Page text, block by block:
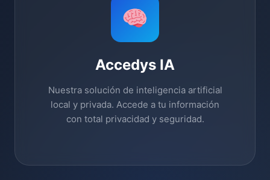
Accedys IA
Nuestra solución de inteligencia artificial
local y privada. Accede a tu información
con total privacidad y seguridad.